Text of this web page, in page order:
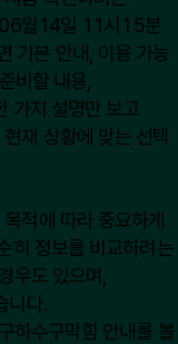
06월14일 11시15분
기본 안내, 이용 가능
비할 내용,
가지 설명만 보고
재 상황에 맞는 선택
적에 따라 중요하게
히 정보를 비교하려는
우도 있으며,
니다.
수구막힘 안내를 볼